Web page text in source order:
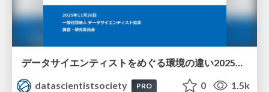
データサイエンティストをめぐる環境の違い2025年版〈一般ビジネスパーソン調査の国際比較〉
datascientistsociety
PRO 0 1.5k